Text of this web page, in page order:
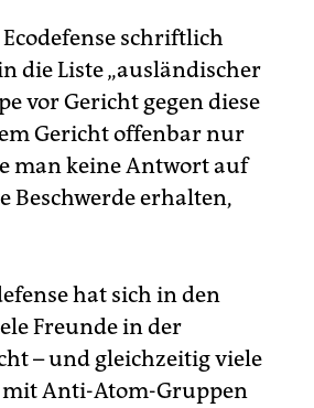
schriftlich
die Liste „ausländischer
vor Gericht gegen diese
Gericht offenbar nur
man keine Antwort auf
Beschwerde erhalten,
hat sich in den
Freunde in der
– und gleichzeitig viele
mit Anti-Atom-Gruppen